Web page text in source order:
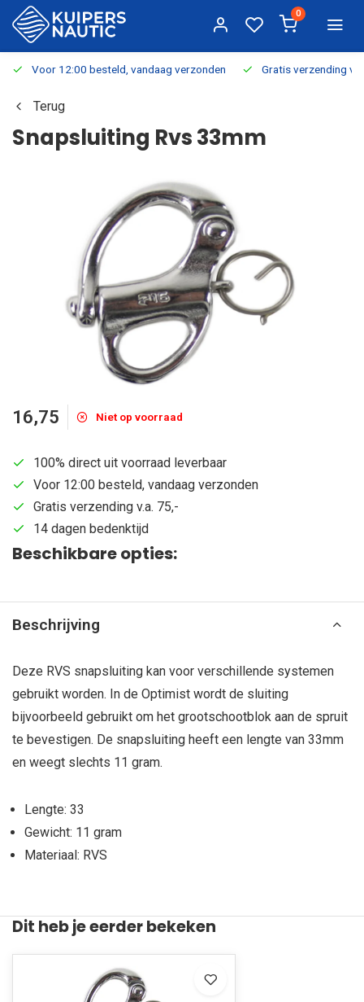
0
Voor 12:00 besteld, vandaag verzonden Gratis verzending
Terug
Snapsluiting Rvs 33mm
16,75 Niet op voorraad
100% direct uit voorraad leverbaar
Voor 12:00 besteld, vandaag verzonden
Gratis verzending v.a. 75,-
14 dagen bedenktijd
Beschikbare opties:
Beschrijving
Deze RVS snapsluiting kan voor verschillende systemen
gebruikt worden. In de Optimist wordt de sluiting
bijvoorbeeld gebruikt om het grootschootblok aan de spruit
te bevestigen. De snapsluiting heeft een lengte van 33mm
en weegt slechts 11 gram.
Lengte: 33
Gewicht: 11 gram
Materiaal: RVS
Dit heb je eerder bekeken